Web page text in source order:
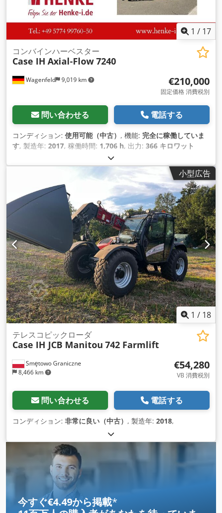
1 / 17
Wagenfeld 9,019 km
コンバインハーベスター
Case IH Axial-Flow 7240
€210,000
固定価格 消費税別
問い合わせる 電話する
コンディション: 使用可能（中古） , 機能: 完全に稼働していま
す, 製造年: 2017, 稼働時間: 1,706 h, 出力: 366 キロワット
ディーゼル
回登録:07/2017, 次回検査（TÜV）:07/2026, 後輪タイヤサイ
, 機械／車両番号: YHG233775 , 装備: エアコン,
キャビン, トレーラー連結装置, レイプカッター, 照明,
小型広告
1 / 18
Smętowo Graniczne
8,466 km
テレスコピックローダ
Case IH JCB Manitou 742 Farmlift
€54,280
VB 消費税別
問い合わせる 電話する
コンディション: 非常に良い（中古） , 製造年: 2018,
今すぐ€4.49から掲載*